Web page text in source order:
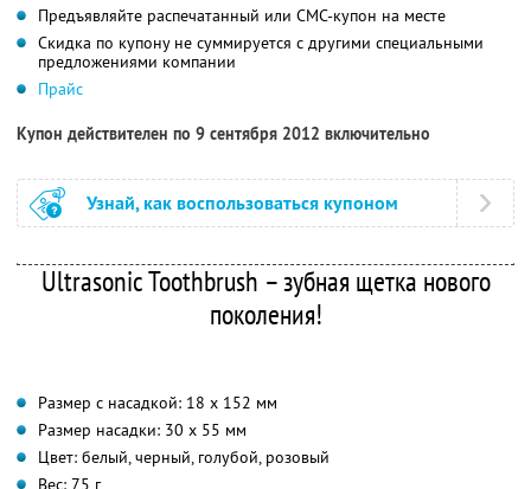
Предъявляйте распечатанный или СМС-купон на месте
Скидка по купону не суммируется с другими специальными
предложениями компании
Прайс
Купон действителен по 9 сентября 2012 включительно
Узнай, как воспользоваться купоном
Ultrasonic Toothbrush – зубная щетка нового
поколения!
Размер с насадкой: 18 х 152 мм
Размер насадки: 30 х 55 мм
Цвет: белый, черный, голубой, розовый
Вес: 75 г